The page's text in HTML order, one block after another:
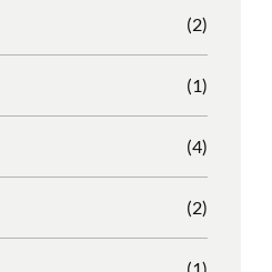
(2)
(1)
(4)
(2)